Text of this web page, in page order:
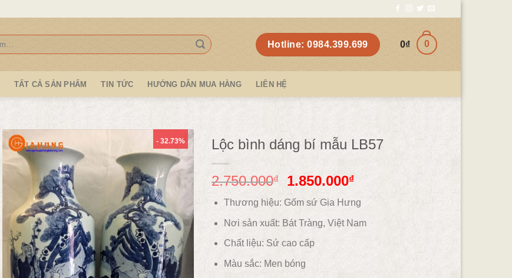
Hotline: 0984.399.699 0₫ 0
TẤT CẢ SẢN PHẨM TIN TỨC HƯỚNG DẪN MUA HÀNG LIÊN HỆ
- 32.73% Lộc bình dáng bí mẫu LB57
2.750.000₫ 1.850.000₫
Thương hiệu: Gốm sứ Gia Hưng
Nơi sản xuất: Bát Tràng, Việt Nam
Chất liệu: Sứ cao cấp
Màu sắc: Men bóng